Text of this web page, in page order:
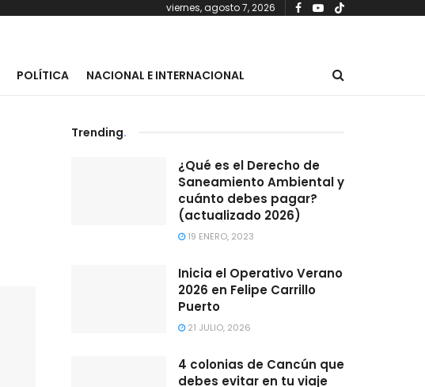
viernes, agosto 7, 2026
POLÍTICA NACIONAL E INTERNACIONAL
Trending.
¿Qué es el Derecho de
Saneamiento Ambiental y
cuánto debes pagar?
(actualizado 2026)
19 ENERO, 2023
Inicia el Operativo Verano
2026 en Felipe Carrillo
Puerto
21 JULIO, 2026
4 colonias de Cancún que
debes evitar en tu viaje